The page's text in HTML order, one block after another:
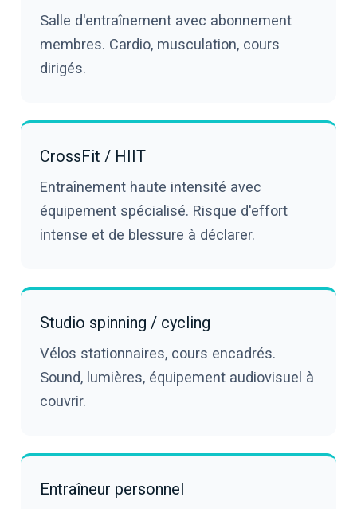
Salle d'entraînement avec abonnement
membres. Cardio, musculation, cours
dirigés.
CrossFit / HIIT
Entraînement haute intensité avec
équipement spécialisé. Risque d'effort
intense et de blessure à déclarer.
Studio spinning / cycling
Vélos stationnaires, cours encadrés.
Sound, lumières, équipement audiovisuel à
couvrir.
Entraîneur personnel